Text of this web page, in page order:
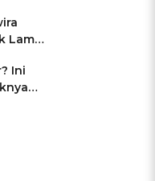
Lama
Ini